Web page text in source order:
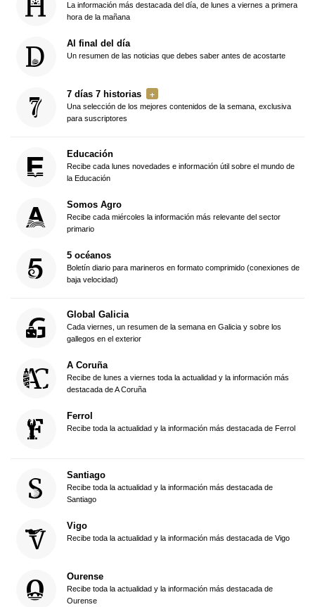
La información más destacada del día, de lunes a viernes a primera
hora de la mañana
Al final del día
Un resumen de las noticias que debes saber antes de acostarte
7 días 7 historias
Una selección de los mejores contenidos de la semana, exclusiva
para suscriptores
Educación
Recibe cada lunes novedades e información útil sobre el mundo de
la Educación
Somos Agro
Recibe cada miércoles la información más relevante del sector
primario
5 océanos
Boletín diario para marineros en formato comprimido (conexiones de
baja velocidad)
Global Galicia
Cada viernes, un resumen de la semana en Galicia y sobre los
gallegos en el exterior
A Coruña
Recibe de lunes a viernes toda la actualidad y la información más
destacada de A Coruña
Ferrol
Recibe toda la actualidad y la información más destacada de Ferrol
Santiago
Recibe toda la actualidad y la información más destacada de
Santiago
Vigo
Recibe toda la actualidad y la información más destacada de Vigo
Ourense
Recibe toda la actualidad y la información más destacada de
Ourense